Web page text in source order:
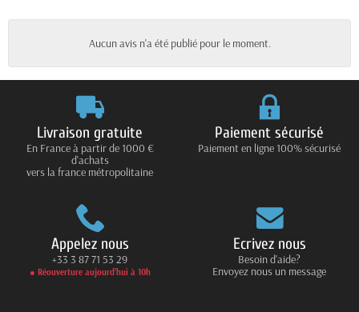
Aucun avis n'a été publié pour le moment.
Livraison gratuite
En France à partir de 1000 €
d'achats
vers la france métropolitaine
Paiement sécurisé
Paiement en ligne 100% sécurisé
Appelez nous
+33 3 87 71 53 29
● Réouverture aujourd’hui à 10h
Ecrivez nous
Besoin d'aide?
Envoyez nous un message